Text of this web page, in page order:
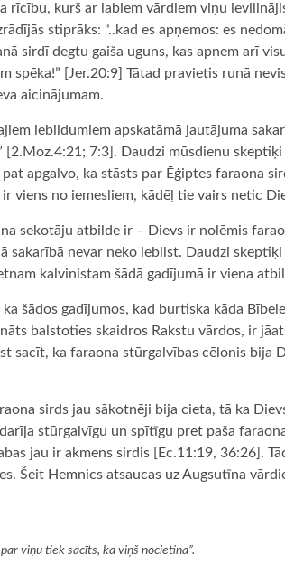
rīcību, kurš ar labiem vārdiem viņu
stiprāks: “..kad es apņemos: es
sirdī degtu gaiša uguns, kas apņem arī
spēka!” [Jer.20:9] Tātad pravietis runā
aicinājumam.
iebildumiem apskatāmā jautājuma
[2.Moz.4:21; 7:3]. Daudzi mūsdienu
pat apgalvo, ka stāsts par Ēģiptes faraona
viens no iemesliem, kādēļ tie vairs netic
sekotāju atbilde ir – Dievs ir nolēmis
sakarībā nevar neko iebilst. Daudzi
kalvinistam šādā gadījumā ir viena
šādos gadījumos, kad burtiska kāda
balstoties skaidros Rakstu vārdos, ir
sacīt, ka faraona stūrgalvības cēlonis bija
sirds jau sākotnēji bija cieta, tā ka
stūrgalvīgu un spītīgu pret paša
jau ir akmens sirdis [Ec.11:19, 36:26].
Šeit Hemnics atsaucas uz Augsutīna
viņu tiek sacīts, ka viņš nocietina”.